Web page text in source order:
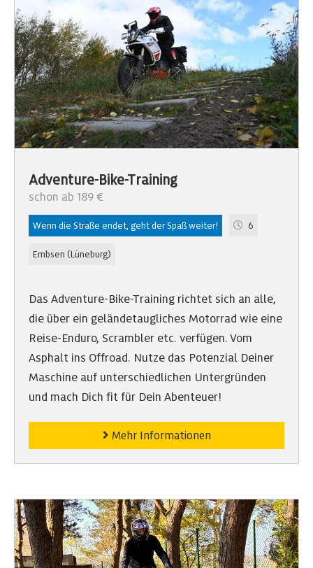
Adventure-Bike-Training
schon ab 189 €
Wenn die Straße endet, geht der Spaß weiter! 6
Embsen (Lüneburg)
Das Adventure-Bike-Training richtet sich an alle,
die über ein geländetaugliches Motorrad wie eine
Reise-Enduro, Scrambler etc. verfügen. Vom
Asphalt ins Offroad. Nutze das Potenzial Deiner
Maschine auf unterschiedlichen Untergründen
und mach Dich fit für Dein Abenteuer!
Mehr Informationen